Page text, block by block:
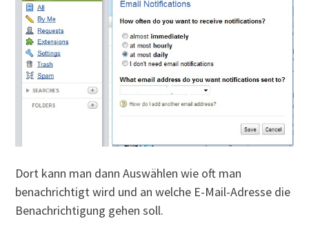
Dort kann man dann Auswählen wie oft man
benachrichtigt wird und an welche E-Mail-Adresse die
Benachrichtigung gehen soll.